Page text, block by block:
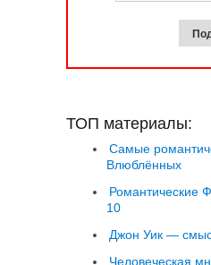
ТОП материалы:
Самые
Влюблённых
Романтические
10
Джон Уик —
Человеческая